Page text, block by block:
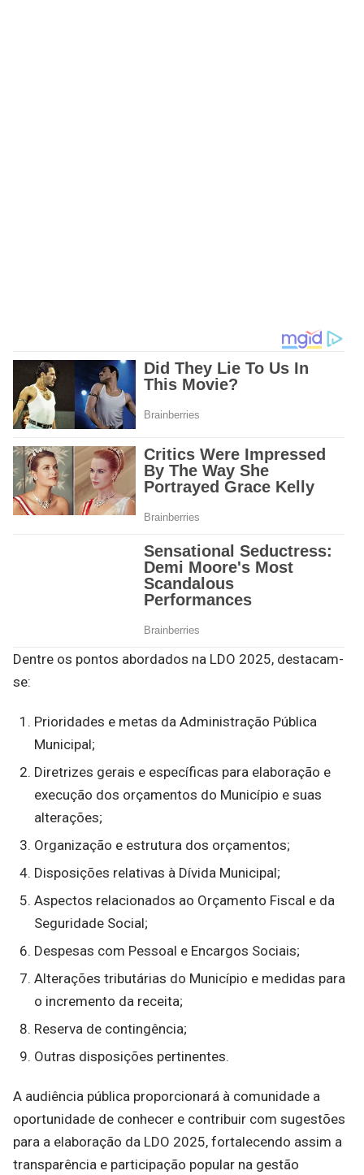
Dentre os pontos abordados na LDO 2025, destacam-
se:
Prioridades e metas da Administração Pública
Municipal;
Diretrizes gerais e específicas para elaboração e
execução dos orçamentos do Município e suas
alterações;
Organização e estrutura dos orçamentos;
Disposições relativas à Dívida Municipal;
Aspectos relacionados ao Orçamento Fiscal e da
Seguridade Social;
Despesas com Pessoal e Encargos Sociais;
Alterações tributárias do Município e medidas para
o incremento da receita;
Reserva de contingência;
Outras disposições pertinentes.
A audiência pública proporcionará à comunidade a
oportunidade de conhecer e contribuir com sugestões
para a elaboração da LDO 2025, fortalecendo assim a
transparência e participação popular na gestão